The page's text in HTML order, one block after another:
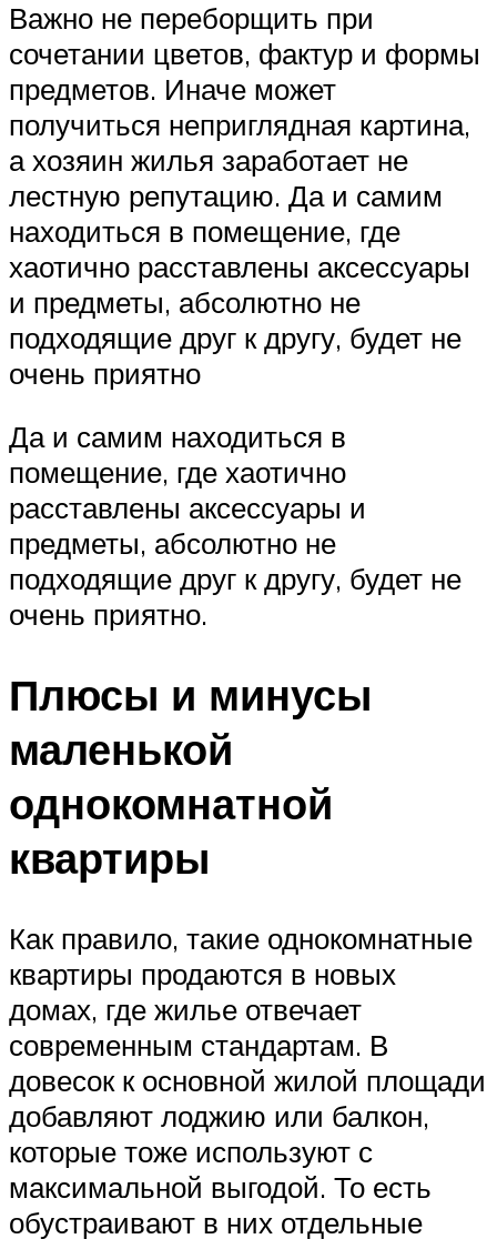
Важно не переборщить при
сочетании цветов, фактур и формы
предметов. Иначе может
получиться неприглядная картина,
а хозяин жилья заработает не
лестную репутацию. Да и самим
находиться в помещение, где
хаотично расставлены аксессуары
и предметы, абсолютно не
подходящие друг к другу, будет не
очень приятно
Да и самим находиться в
помещение, где хаотично
расставлены аксессуары и
предметы, абсолютно не
подходящие друг к другу, будет не
очень приятно.
Плюсы и минусы
маленькой
однокомнатной
квартиры
Как правило, такие однокомнатные
квартиры продаются в новых
домах, где жилье отвечает
современным стандартам. В
довесок к основной жилой площади
добавляют лоджию или балкон,
которые тоже используют с
максимальной выгодой. То есть
обустраивают в них отдельные